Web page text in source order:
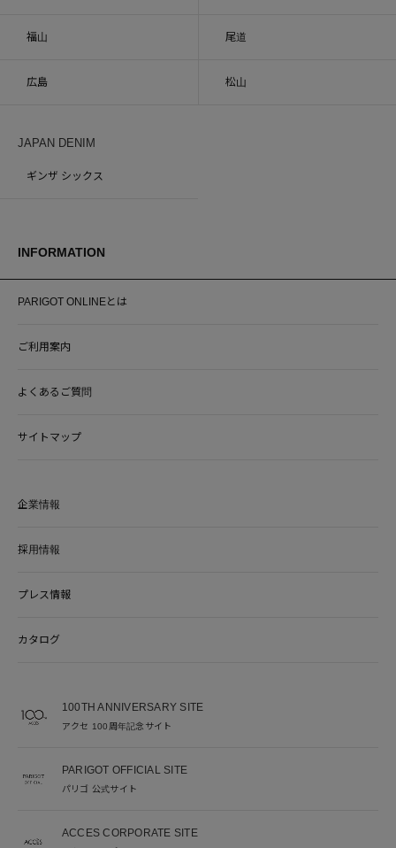
福山 尾道
広島 松山
JAPAN DENIM
ギンザ シックス
INFORMATION
PARIGOT ONLINEとは
ご利用案内
よくあるご質問
サイトマップ
企業情報
採用情報
プレス情報
カタログ
100TH ANNIVERSARY SITE
アクセ 100周年記念サイト
PARIGOT OFFICIAL SITE
パリゴ 公式サイト
ACCES CORPORATE SITE